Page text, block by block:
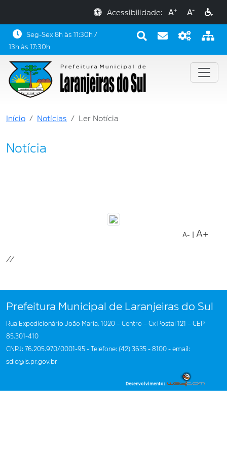
Acessibilidade: A+ A-
Seg-Sex 8h às 11:30h /
13h às 17:30h
Início Notícias Ler Notícia
Notícia
A- A+
//
Prefeitura Municipal de Laranjeiras do Sul
Rua Expedicionário João Maria, 1020 – Centro – Cx Postal 121 – CEP
85.301-410
CNPJ: 76.205.970/0001-95 - Telefone: (42) 3635 - 8100 - email:
sdic@ls.pr.gov.br